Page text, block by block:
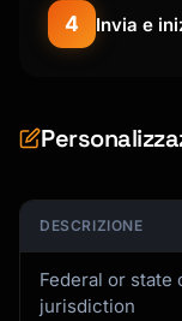
4 Invia e
DESCRIZIONE
Federal or state
jurisdiction